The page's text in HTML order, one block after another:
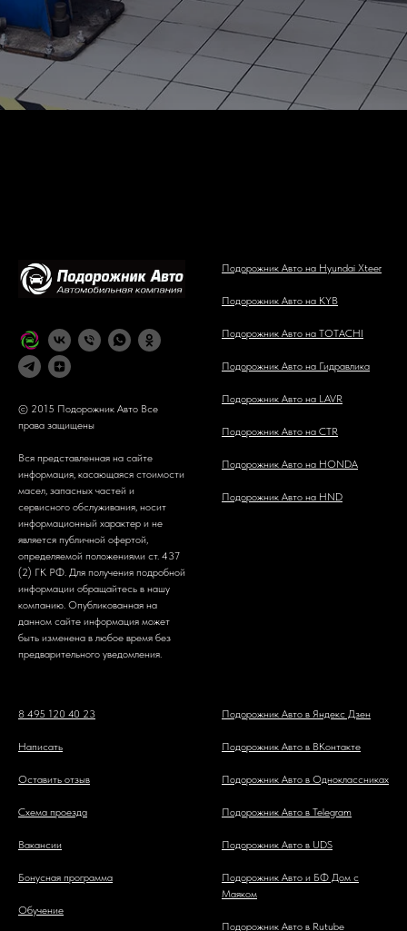
© 2015 Подорожник Авто Все
права защищены
Вся представленная на сайте
информация, касающаяся стоимости
масел, запасных частей и
сервисного обслуживания, носит
информационный характер и не
является публичной офертой,
определяемой положениями ст. 437
(2) ГК РФ. Для получения подробной
информации обращайтесь в нашу
компанию. Опубликованная на
данном сайте информация может
быть изменена в любое время без
предварительного уведомления.
Подорожник Авто на Hyundai Xteer
Подорожник Авто на KYB
Подорожник Авто на TOTACHI
Подорожник Авто на Гидравлика
Подорожник Авто на LAVR
Подорожник Авто на CTR
Подорожник Авто на HONDA
Подорожник Авто на HND
8 495 120 40 23
Написать
Оставить отзыв
Схема проезда
Вакансии
Бонусная программа
Обучение
Подорожник Авто в Яндекс Дзен
Подорожник Авто в ВКонтакте
Подорожник Авто в Одноклассниках
Подорожник Авто в Telegram
Подорожник Авто в UDS
Подорожник Авто и БФ Дом с
Маяком
Подорожник Авто в Rutube